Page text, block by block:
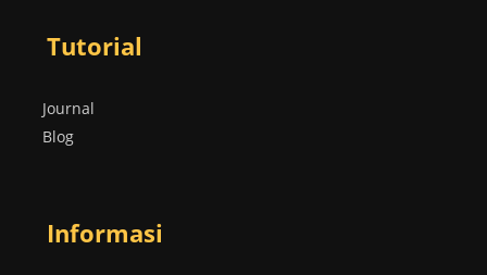
Tutorial
Journal
Blog
Informasi